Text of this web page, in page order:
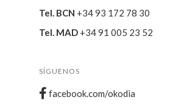
Tel. BCN +34 93 172 78 30
Tel. MAD +34 91 005 23 52
SÍGUENOS
facebook.com/okodia